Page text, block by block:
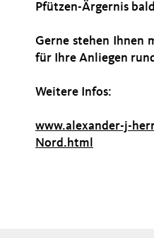
Pfützen-Ärgernis
Gerne stehen Ihnen
für Ihre Anliegen
Weitere Infos:
www.alexander-j-
Nord.html